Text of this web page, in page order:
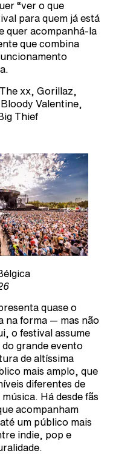
“ver o que
para quem já está
quer acompanhá-la
que combina
xx, Gorillaz,
Valentine,
Thief
quase o
na forma — mas não
o festival assume
do grande evento
de altíssima
mais amplo, que
diferentes de
Há desde fãs
acompanham
um público mais
indie, pop e